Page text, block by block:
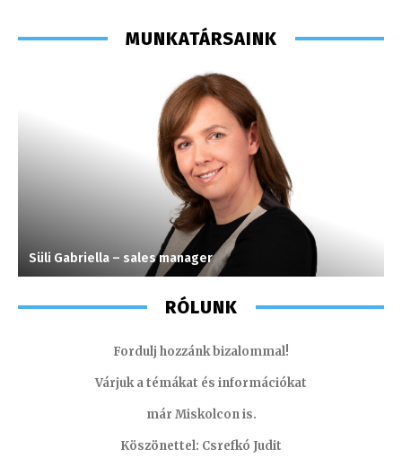
MUNKATÁRSAINK
Süli Gabriella – sales manager
RÓLUNK
Fordulj hozzánk bizalommal!
Várjuk a témákat és információkat
már Miskolcon is.
Köszönettel: Csrefkó Judit